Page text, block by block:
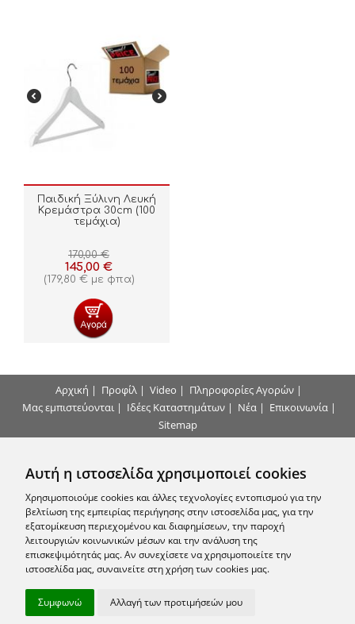
Αυτή η ιστοσελίδα χρησιμοποιεί cookies
Χρησιμοποιούμε cookies και άλλες τεχνολογίες εντοπισμού για την
βελτίωση της εμπειρίας περιήγησης στην ιστοσελίδα μας, για την
εξατομίκευση περιεχομένου και διαφημίσεων, την παροχή
λειτουργιών κοινωνικών μέσων και την ανάλυση της
επισκεψιμότητάς μας. Αν συνεχίσετε να χρησιμοποιείτε την
ιστοσελίδα μας, συναινείτε στη χρήση των cookies μας.
Συμφωνώ Αλλαγή των προτιμήσεών μου
Παιδική Ξύλινη Λευκή
Κρεμάστρα 30cm (100
τεμάχια)
170,00 €
145,00 €
(179,80 €με φπα)
Αρχική | Προφίλ | Video | Πληροφορίες Αγορών |
Μας εμπιστεύονται| Ιδέες Καταστημάτων| Νέα| Επικοινωνία|
Sitemap
Επικοινωνήστε μαζί μας
Εγγραφείτε στο Newsletter μας
Ακολουθήστε μας
© 2010 - 2026 arhon.gr -